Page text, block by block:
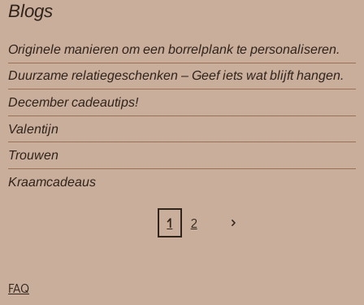
Blogs
Originele manieren om een borrelplank te personaliseren.
Duurzame relatiegeschenken – Geef iets wat blijft hangen.
December cadeautips!
Valentijn
Trouwen
Kraamcadeaus
1 2
FAQ